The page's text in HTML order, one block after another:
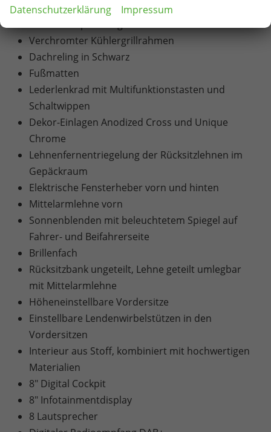
17)
Verchromter Kühlergrillrahmen
Dachreling in Schwarz
Fußmatten
Lederlenkrad mit Multifunktionstasten und
Schaltwippen
Dekor-Einlagen Anodized Cross und Unique
Chrome
Lehnenfernentriegelung der Rücksitzlehnen im
Gepäckraum
Elektrische Fensterheber vorn und hinten
Mittelarmlehne vorn
Sonnenblenden mit beleuchtetem Spiegel auf
Fahrer- und Beifahrerseite
Brillenfach
Rücksitzbank ungeteilt, Lehne geteilt umlegbar
mit Mittelarmlehne
Höheneinstellbare Vordersitze
Einstellbare Lendenwirbelstützen in den
Vordersitzen
Interieur aus Stoff, kombiniert mit hochwertigen
Materialien
8" Digital Cockpit
8" Infotainmentdisplay
8 Lautsprecher
Datenschutzerklärung Impressum